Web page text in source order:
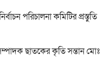
পরিচালনা কমিটির প্রস্তুতি
ছাতকের কৃতি সন্তান মোঃ